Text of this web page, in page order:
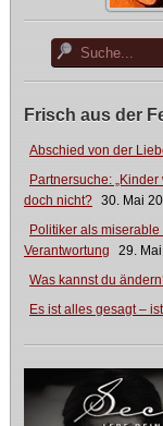
Frisch aus der
Abschied von der
Partnersuche:
doch nicht? 30. Mai
Politiker als
Verantwortung
29.
Was kannst du
Es ist alles gesagt –